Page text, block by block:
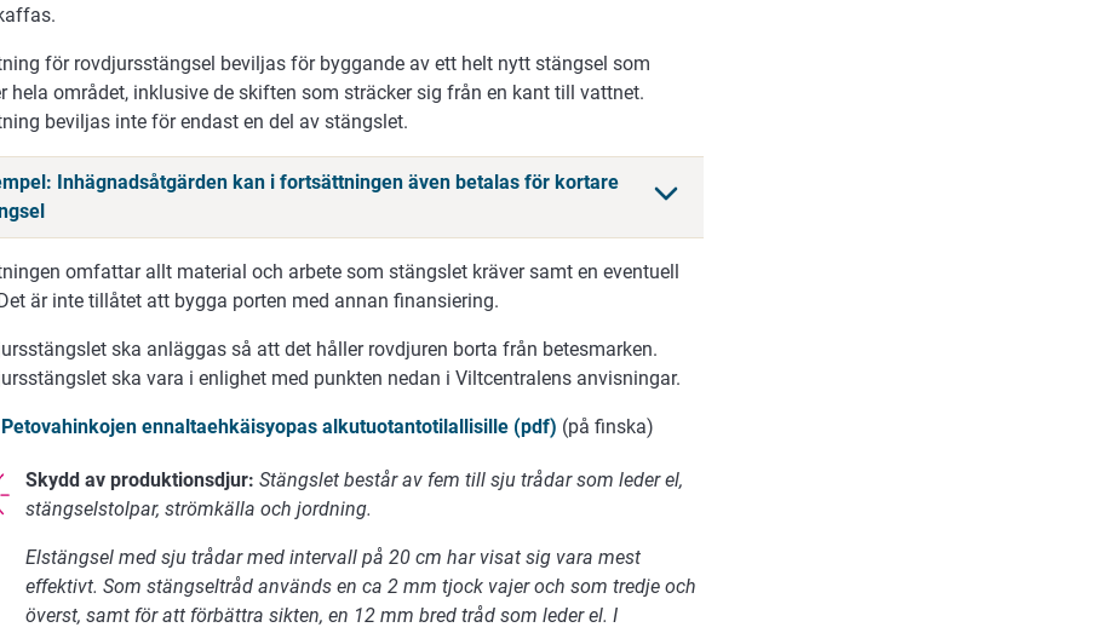
för rovdjursstängsel beviljas för byggande av ett helt nytt stängsel som
hela området, inklusive de skiften som sträcker sig från en kant till vattnet.
beviljas inte för endast en del av stängslet.
Inhägnadsåtgärden kan i fortsättningen även betalas för kortare
omfattar allt material och arbete som stängslet kräver samt en eventuell
är inte tillåtet att bygga porten med annan finansiering.
ska anläggas så att det håller rovdjuren borta från betesmarken.
ska vara i enlighet med punkten nedan i Viltcentralens anvisningar.
Petovahinkojen ennaltaehkäisyopas alkutuotantotilallisille (pdf) (på finska)
Skydd av produktionsdjur: Stängslet består av fem till sju trådar som leder el,
stängselstolpar, strömkälla och jordning.
Elstängsel med sju trådar med intervall på 20 cm har visat sig vara mest
effektivt. Som stängseltråd används en ca 2 mm tjock vajer och som tredje och
överst, samt för att förbättra sikten, en 12 mm bred tråd som leder el. I